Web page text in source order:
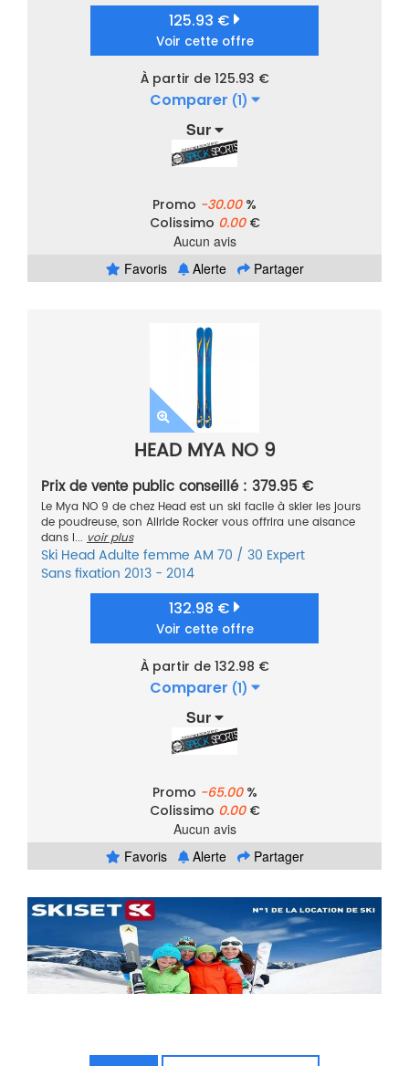
125.93 €
Voir cette offre
À partir de 125.93 €
Comparer (1)
Sur
Promo -30.00%
Colissimo 0.00€
Aucun avis
Favoris
Alerte Partager
HEAD MYA NO 9
Prix de vente public conseillé : 379.95 €
Le Mya NO 9 de chez Head est un ski facile à skier les jours
de poudreuse, son Allride Rocker vous offrira une aisance
dans l... voir plus
Ski HeadAdulte femme AM 70 / 30 Expert
Sans fixation 2013 - 2014
132.98 €
Voir cette offre
À partir de 132.98 €
Comparer (1)
Sur
Promo -65.00%
Colissimo 0.00€
Aucun avis
Favoris
Alerte Partager